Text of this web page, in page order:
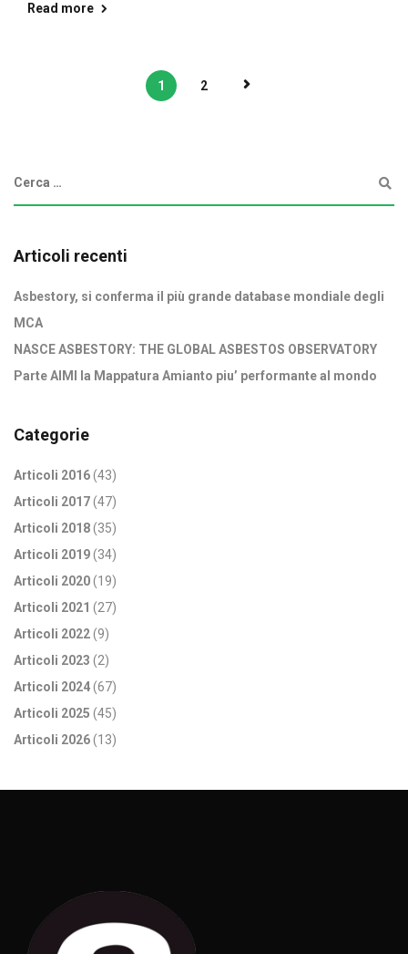
Read more
1 2
Articoli recenti
Asbestory, si conferma il più grande database mondiale degli
MCA
NASCE ASBESTORY: THE GLOBAL ASBESTOS OBSERVATORY
Parte AIMI la Mappatura Amianto piu’ performante al mondo
Categorie
Articoli 2016(43)
Articoli 2017(47)
Articoli 2018(35)
Articoli 2019(34)
Articoli 2020(19)
Articoli 2021 (27)
Articoli 2022(9)
Articoli 2023 (2)
Articoli 2024(67)
Articoli 2025 (45)
Articoli 2026(13)